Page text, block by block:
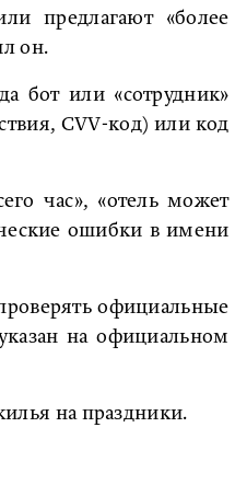
предлагают «более
он.
бот или «сотрудник»
CVV-код) или код
час», «отель может
ошибки в имени
официальные
на официальном
на праздники.